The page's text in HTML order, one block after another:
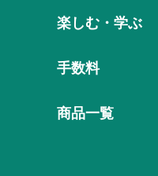
楽しむ・学ぶ
手数料
商品一覧